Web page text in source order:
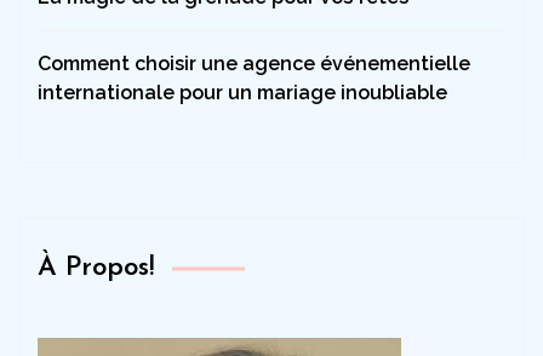
Comment choisir une agence événementielle
internationale pour un mariage inoubliable
À Propos!